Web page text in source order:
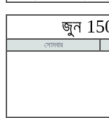
জুন
সোমবার